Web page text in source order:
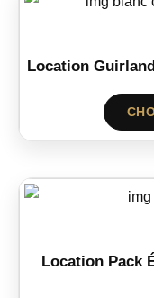
Location
Location Pack